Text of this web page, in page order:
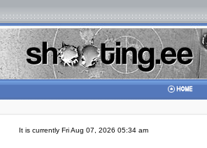
It is currently Fri Aug 07, 2026 05:34 am